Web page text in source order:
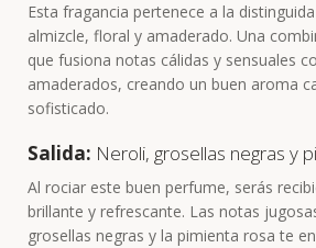
Esta fragancia pertenece a la
almizcle, floral y amaderado. Una
que fusiona notas cálidas y sensuales
amaderados, creando un buen aroma
sofisticado.
Salida: Neroli, grosellas negras y
Al rociar este buen perfume, serás
brillante y refrescante. Las notas
grosellas negras y la pimienta rosa te